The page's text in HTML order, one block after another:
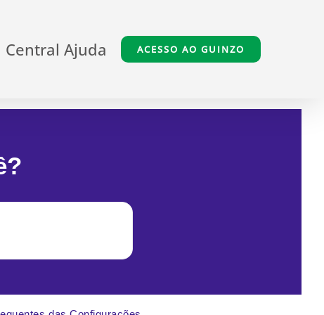
Central Ajuda ACESSO AO GUINZO